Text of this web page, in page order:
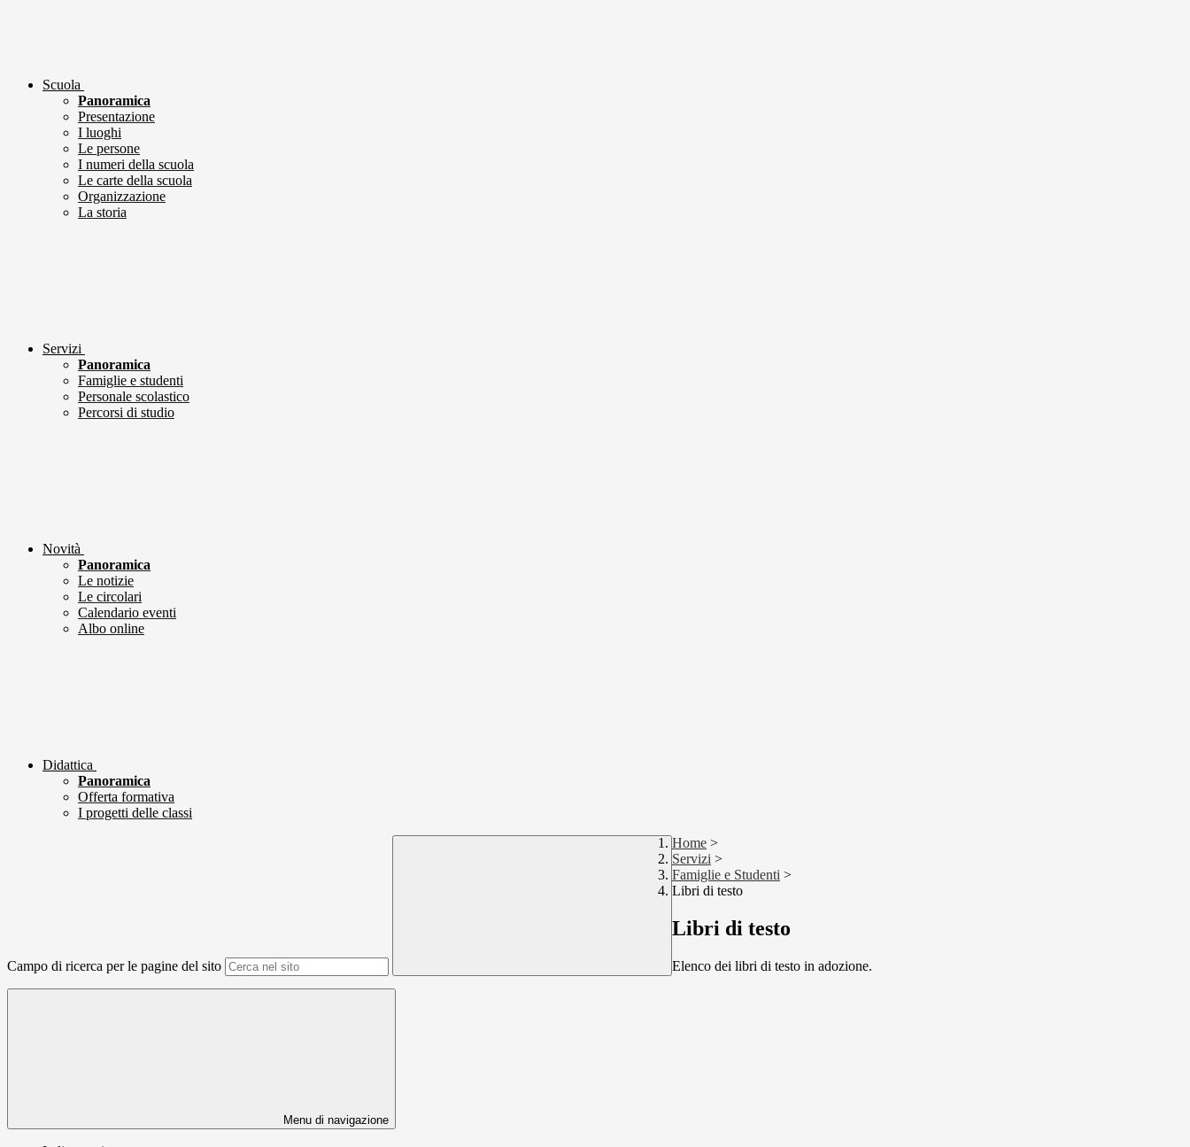
Scuola
Panoramica
Presentazione
I luoghi
Le persone
I numeri della scuola
Le carte della scuola
Organizzazione
La storia
Servizi
Panoramica
Famiglie e studenti
Personale scolastico
Percorsi di studio
Novità
Panoramica
Le notizie
Le circolari
Calendario eventi
Albo online
Didattica
Panoramica
Offerta formativa
I progetti delle classi
Campo di ricerca per le pagine del sito
Home >
Servizi >
Famiglie e Studenti >
Libri di testo
Libri di testo
Elenco dei libri di testo in adozione.
Menu di navigazione